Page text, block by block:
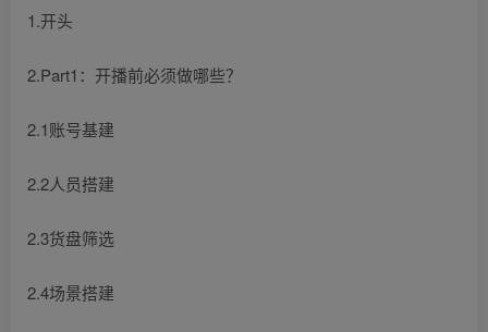
1.开头
2.Part1：开播前必须做哪些？
2.1账号基建
2.2人员搭建
2.3货盘筛选
2.4场景搭建